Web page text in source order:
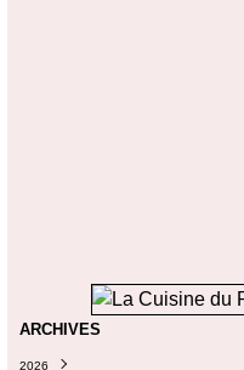
ARCHIVES
2026